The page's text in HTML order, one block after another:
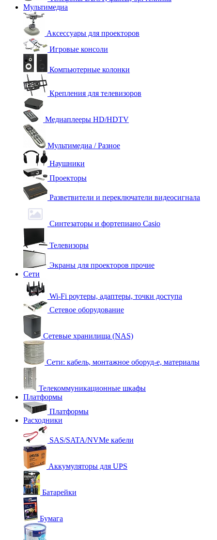
Мультимедиа
Аксессуары для проекторов
Игровые консоли
Компьютерные колонки
Крепления для телевизоров
Медиаплееры HD/HDTV
Мультимедиа / Разное
Наушники
Проекторы
Разветвители и переключатели видеосигнала
Синтезаторы и фортепиано Casio
Телевизоры
Экраны для проекторов прочие
Сети
Wi-Fi роутеры, адаптеры, точки доступа
Сетевое оборудование
Сетевые хранилища (NAS)
Сети: кабель, монтажное оборуд-е, материалы
Телекоммуникационные шкафы
Платформы
Платформы
Расходники
SAS/SATA/NVMe кабели
Аккумуляторы для UPS
Батарейки
Бумага